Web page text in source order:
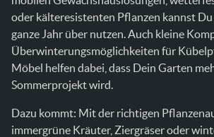
oder kälteresistenten Pflanzen kannst Du
ganze Jahr über nutzen. Auch kleine
Überwinterungsmöglichkeiten für
Möbel helfen dabei, dass Dein Garten
Sommerprojekt wird.
Dazu kommt: Mit der richtigen
immergrüne Kräuter, Ziergräser oder